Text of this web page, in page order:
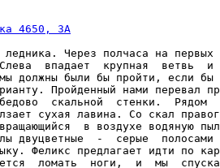
4650, 3А
Через полчаса на первых
впадает  крупная  ветвь  и
должны были бы пройти, если бы
Пройденный нами перевал
скальной  стенки.  Рядом
сухая лавина. Со скал
в воздухе водяную
двуцветные  -  серые  полосами
Феликс предлагает идти по
ломать  ноги,  и  мы